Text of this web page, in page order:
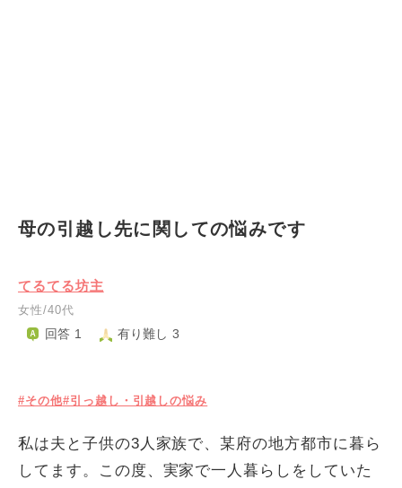
母の引越し先に関しての悩みです
てるてる坊主
女性/40代
回答 1 有り難し 3
#その他#引っ越し・引越しの悩み
私は夫と子供の3人家族で、某府の地方都市に暮ら
してます。この度、実家で一人暮らしをしていた